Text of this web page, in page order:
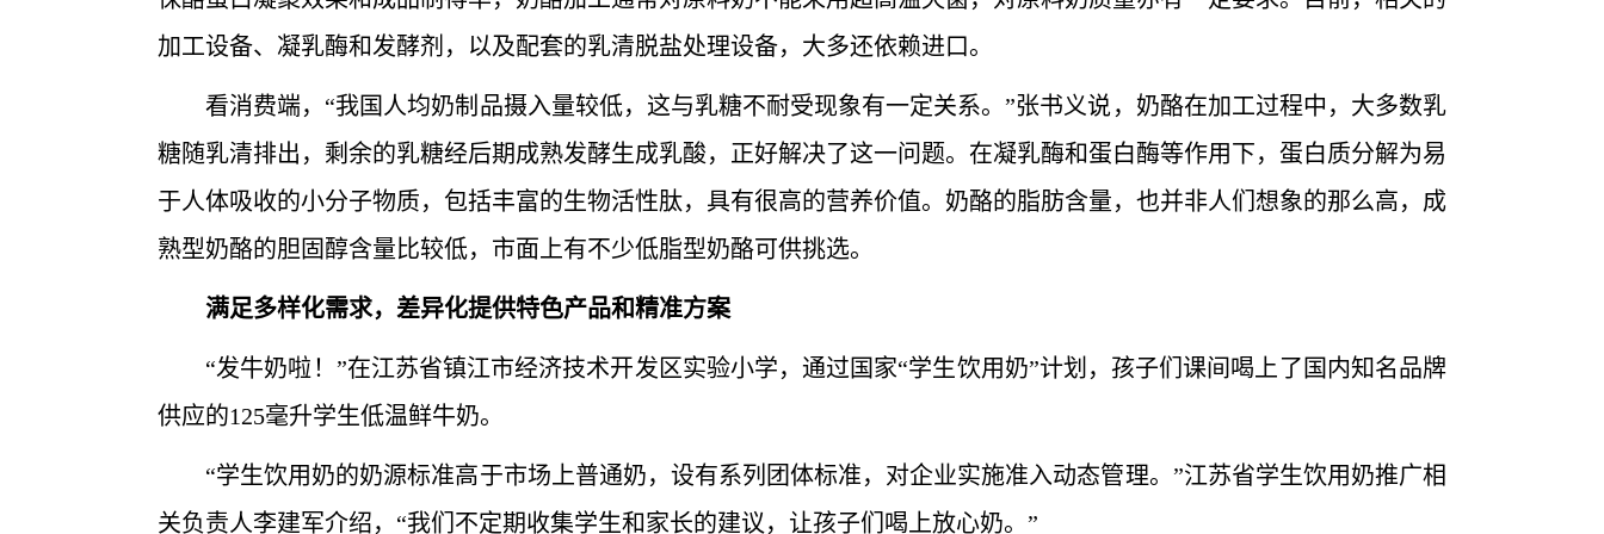
加工设备、凝乳酶和发酵剂，以及配套的乳清脱盐处理设备，大多还依赖进口。
看消费端，“我国人均奶制品摄入量较低，这与乳糖不耐受现象有一定关系。”张书义说，奶酪在加工过程中，大多数乳
糖随乳清排出，剩余的乳糖经后期成熟发酵生成乳酸，正好解决了这一问题。在凝乳酶和蛋白酶等作用下，蛋白质分解为易
于人体吸收的小分子物质，包括丰富的生物活性肽，具有很高的营养价值。奶酪的脂肪含量，也并非人们想象的那么高，成
熟型奶酪的胆固醇含量比较低，市面上有不少低脂型奶酪可供挑选。
满足多样化需求，差异化提供特色产品和精准方案
“发牛奶啦！”在江苏省镇江市经济技术开发区实验小学，通过国家“学生饮用奶”计划，孩子们课间喝上了国内知名品牌
供应的125毫升学生低温鲜牛奶。
“学生饮用奶的奶源标准高于市场上普通奶，设有系列团体标准，对企业实施准入动态管理。”江苏省学生饮用奶推广相
关负责人李建军介绍，“我们不定期收集学生和家长的建议，让孩子们喝上放心奶。”